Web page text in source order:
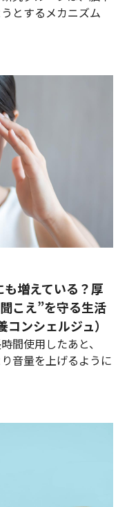
とするメカニズム
増えている？厚
こえ”を守る生活
ンシェルジュ）
間使用したあと、
音量を上げるように